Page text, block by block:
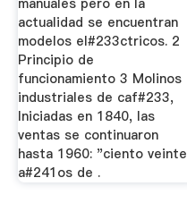
manuales pero en la
actualidad se encuentran
modelos el#233ctricos. 2
Principio de
funcionamiento 3 Molinos
industriales de caf#233,
Iniciadas en 1840, las
ventas se continuaron
hasta 1960: "ciento veinte
a#241os de .